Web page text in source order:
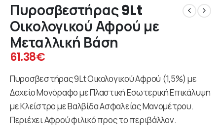
Πυροσβεστήρας 9Lt
Οικολογικού Αφρού με
Μεταλλική Βάση
61.38€
Πυροσβεστήρας 9Lt Οικολογικού Αφρού (1,5%) με
Δοχείο Μονόραφο με Πλαστική Εσωτερική Επικάλυψη
με Κλείστρο με Βαλβίδα Ασφαλείας Μανομέτρου.
Περιέχει Αφρού φιλικό προς το περιβάλλον.